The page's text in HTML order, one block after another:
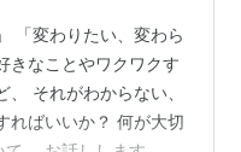
「変わりたい、変わら
きなことやワクワクす
それがわからない、
ればいいか？ 何が大切